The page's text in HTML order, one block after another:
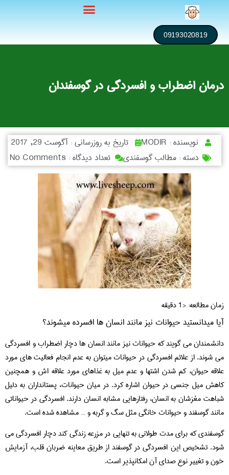
09193020819
درمان اضطراب و افسردگی در گوسفندان
نویسنده : تاریخ به روزرسانی :آگوست 29, 2017
دسته : مطالب گوسفندی تعداد دیدگاه : No Comments
زمان مطالعه:< 1 دقیقه
آیا میدانستید حیوانات نیز مانند انسان ها افسرده میشوند؟
دانشمندان می گویند که حیوانات نیز مانند انسان ها دچار اضطراب و افسردگی
می شوند. از علائم افسردگی در حیوانات میتوان به عدم انجام فعالیت های مورد
علاقه حیوان، کم شدن اشتها و عدم میل به غذاهای مورد علاقه اش و همچنین
کاهش میل جنسی در حیوان اشاره کرد. در میان حیوانات، پستانداران به دلیل
شباهت مغزشان به انسان، رفتارهایی مشابه انسان دارند. افسردگی در حیواناتی
مانند گوسفند و حیوانات خانگی مثل سگ و گربه و … مشاهده شده است.
گوسفندی که برای مدت طولانی به تنهایی در مزرعه زندگی کند دچار افسردگی می
شود. تشخیص این افسردگی در گوسفند از طریق معاینه ضربان قلب، آزمایش
خون و تغییر نوع صدای آن امکانپذیر است.